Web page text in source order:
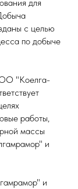
для
с целью
по добыче
"Коелга-
работы,
массы
и
и